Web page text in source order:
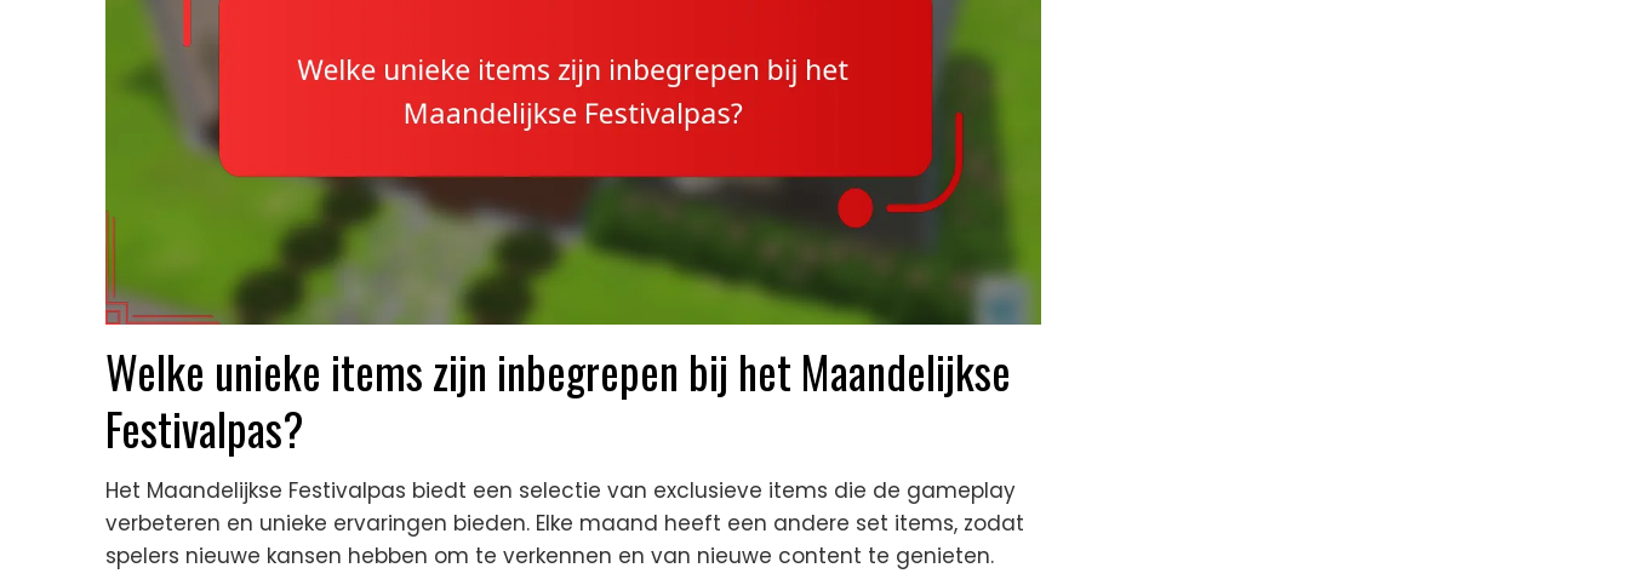
Welke unieke items zijn inbegrepen bij het Maandelijkse
Festivalpas?
Het Maandelijkse Festivalpas biedt een selectie van exclusieve items die de gameplay
verbeteren en unieke ervaringen bieden. Elke maand heeft een andere set items, zodat
spelers nieuwe kansen hebben om te verkennen en van nieuwe content te genieten.